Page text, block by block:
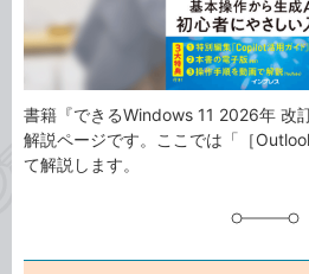
書籍『できるWindows 11 2026年 改
解説ページです。ここでは「［
て解説します。